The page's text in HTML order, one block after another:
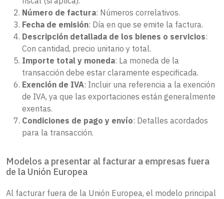
Número de factura: Números correlativos.
Fecha de emisión: Día en que se emite la factura.
Descripción detallada de los bienes o servicios:
Con cantidad, precio unitario y total.
Importe total y moneda: La moneda de la
transacción debe estar claramente especificada.
Exención de IVA: Incluir una referencia a la exención
de IVA, ya que las exportaciones están generalmente
exentas.
Condiciones de pago y envío: Detalles acordados
para la transacción.
Modelos a presentar al facturar a empresas fuera
de la Unión Europea
Al facturar fuera de la Unión Europea, el modelo principal